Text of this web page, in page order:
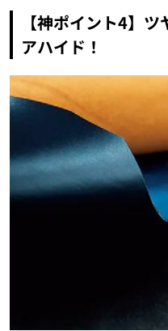
【神ポイント4】
アハイド！